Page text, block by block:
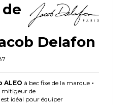
Delafon
ALEO à bec fixe de la marque -
mitigeur de
est idéal pour équiper